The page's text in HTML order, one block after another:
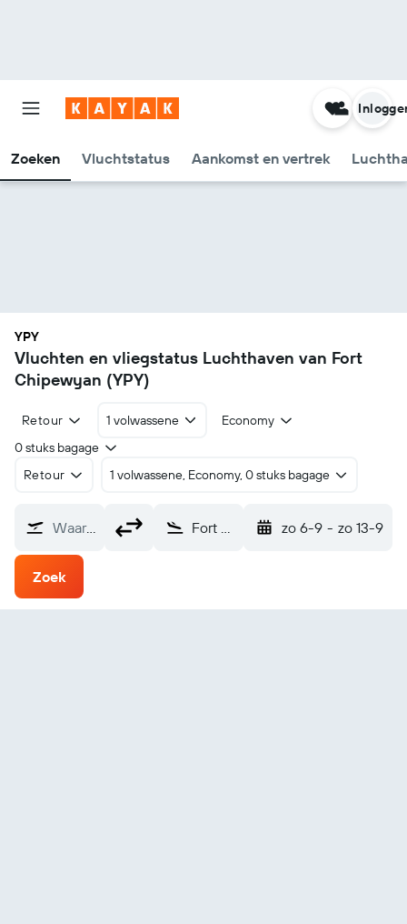
Zoeken Vluchtstatus Aankomst en vertrek
YPY
Vluchten en vliegstatus Luchthaven van Fort
Chipewyan (YPY)
Retour 1 volwassene
Economy
0 stuks bagage
Retour
1 volwassene, Economy, 0 stuks bagage
Waarvandaan? Fort Chipewyan (YPY) zo 6-9 - zo 13-9
Zoek